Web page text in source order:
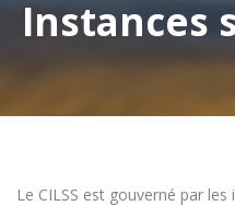
Instances
Le CILSS est gouverné par